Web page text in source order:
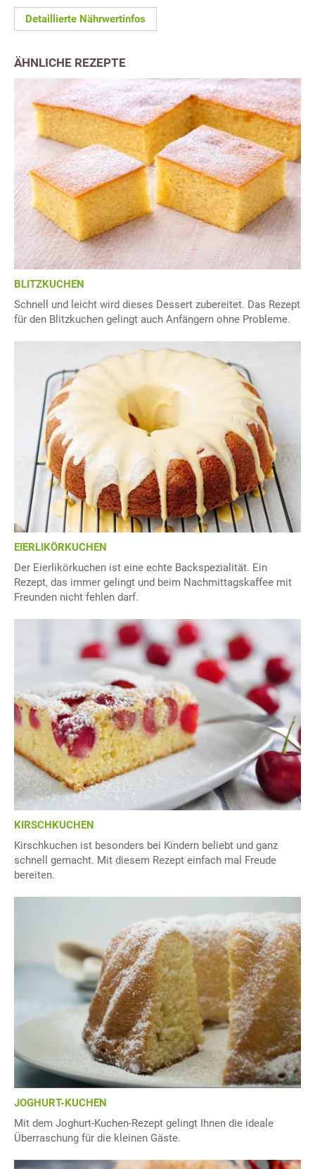
Detaillierte Nährwertinfos
ÄHNLICHE REZEPTE
BLITZKUCHEN
Schnell und leicht wird dieses Dessert zubereitet. Das Rezept
für den Blitzkuchen gelingt auch Anfängern ohne Probleme.
EIERLIKÖRKUCHEN
Der Eierlikörkuchen ist eine echte Backspezialität. Ein
Rezept, das immer gelingt und beim Nachmittagskaffee mit
Freunden nicht fehlen darf.
KIRSCHKUCHEN
Kirschkuchen ist besonders bei Kindern beliebt und ganz
schnell gemacht. Mit diesem Rezept einfach mal Freude
bereiten.
JOGHURT-KUCHEN
Mit dem Joghurt-Kuchen-Rezept gelingt Ihnen die ideale
Überraschung für die kleinen Gäste.